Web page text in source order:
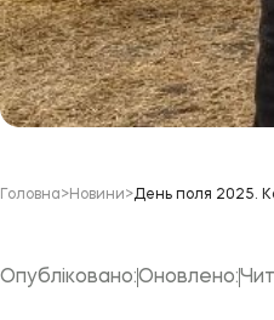
Головна>Новини>День поля 2025.
Опубліковано:Оновлено: